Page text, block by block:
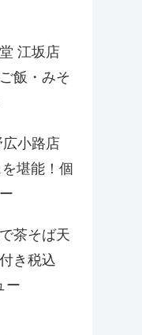
江坂店
飯・みそ
広小路店
堪能！個
茶そば天
き税込
ー